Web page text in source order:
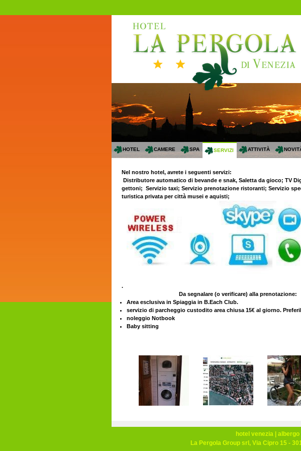
HOTEL CAMERE SPA SERVIZI ATTIVITÀ
Nel nostro hotel, avrete i seguenti servizi:
Distributore automatico di bevande e snak, Saletta da gioco; TV
gettoni; Servizio taxi; Servizio prenotazione ristoranti; Servizio
turistica privata per città musei e aquisti;
.
Da segnalare (o verificare) alla prenotazione:
Area esclusiva in Spiaggia in B.Each Club.
servizio di parcheggio custodito area chiusa 15€ al giorno.
noleggio Notbook
Baby sitting
hotel venezia albergo
La Pergola Group srl, Via Cipro 15 -